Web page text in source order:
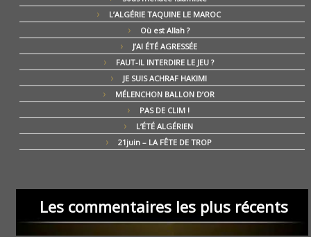
L’ALGÉRIE TAQUINE LE MAROC
Où est Allah ?
J’AI ÉTÉ AGRESSÉE
FAUT-IL INTERDIRE LE JEU ?
JE SUIS ACHRAF HAKIMI
MÉLENCHON BALLON D’OR
PAS DE CLIM !
L’ÉTÉ ALGÉRIEN
21juin – LA FÊTE DE TROP
Les commentaires les plus récents